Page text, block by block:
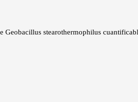
stearothermophilus